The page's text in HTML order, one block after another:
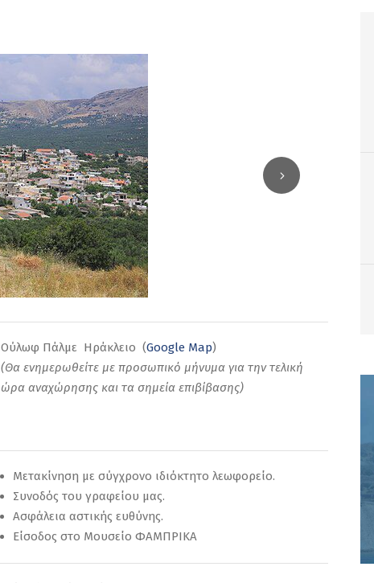
Ούλωφ Πάλμε Ηράκλειο (Google Map)
(Θα ενημερωθείτε με προσωπικό μήνυμα για την τελική
ώρα αναχώρησης και τα σημεία επιβίβασης)
Μετακίνηση με σύγχρονο ιδιόκτητο λεωφορείο.
Συνοδός του γραφείου μας.
Ασφάλεια αστικής ευθύνης.
Είσοδος στο Μουσείο ΦΑΜΠΡΙΚΑ